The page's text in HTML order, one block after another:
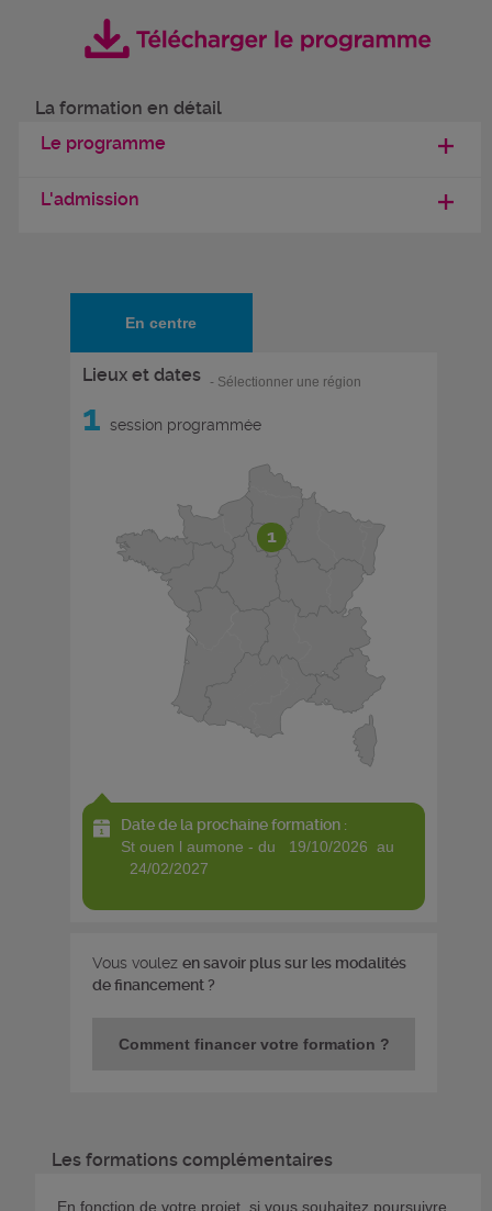
La formation en détail
Le programme
L'admission
En centre
Lieux et dates - Sélectionner une région
1 session programmée
1
Date de la prochaine formation :
st ouen l aumone - du 19/10/2026 au
24/02/2027
Vous voulez en savoir plus sur les modalités
de financement ?
Comment financer votre formation ?
Les formations complémentaires
En fonction de votre projet, si vous souhaitez poursuivre